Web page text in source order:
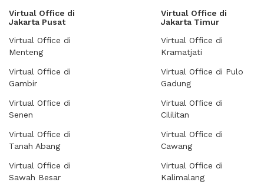
Virtual Office di
Jakarta Pusat
Virtual Office di
Menteng
Virtual Office di
Gambir
Virtual Office di
Senen
Virtual Office di
Tanah Abang
Virtual Office di
Sawah Besar
Virtual Office di
Jakarta Timur
Virtual Office di
Kramatjati
Virtual Office di Pulo
Gadung
Virtual Office di
Cililitan
Virtual Office di
Cawang
Virtual Office di
Kalimalang